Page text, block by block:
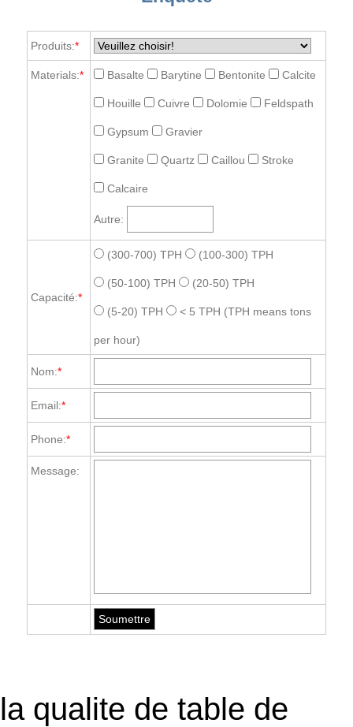
Produits:*
Materials:* Basalte Barytine Bentonite Calcite
Houille Cuivre Dolomie Feldspath
Gypsum Gravier
Granite Quartz Caillou Stroke
Calcaire
Autre:
Capacité:*
(300-700) TPH (100-300) TPH
(50-100) TPH (20-50) TPH
(5-20) TPH < 5 TPH (TPH means tons
per hour)
Nom:*
Email:*
Phone:*
Message:
la qualite de table de